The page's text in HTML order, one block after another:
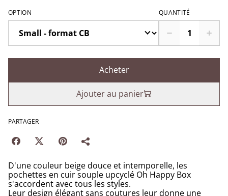
OPTION QUANTITÉ
Acheter
Ajouter au panier
PARTAGER
D'une couleur beige douce et intemporelle, les
pochettes en cuir souple upcyclé Oh Happy Box
s'accordent avec tous les styles.
Leur design élégant sans coutures leur donne une